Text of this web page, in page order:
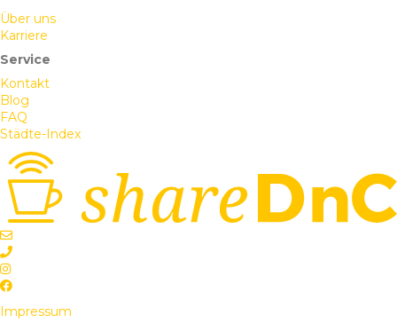
Über uns
Karriere
Service
Kontakt
Blog
FAQ
Städte-Index
Impressum